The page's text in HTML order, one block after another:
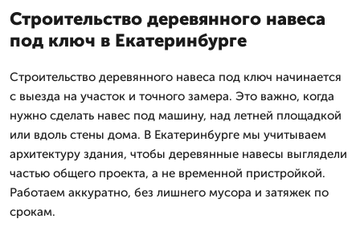
Строительство деревянного навеса
под ключ в Екатеринбурге
Строительство деревянного навеса под ключ начинается
с выезда на участок и точного замера. Это важно, когда
нужно сделать навес под машину, над летней площадкой
или вдоль стены дома. В Екатеринбурге мы учитываем
архитектуру здания, чтобы деревянные навесы выглядели
частью общего проекта, а не временной пристройкой.
Работаем аккуратно, без лишнего мусора и затяжек по
срокам.